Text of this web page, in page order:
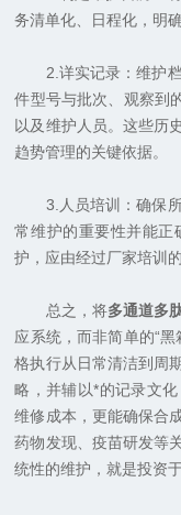
务清单化、日程化，明
2.详实记录：维护档
件型号与批次、观察到
以及维护人员。这些历
趋势管理的关键依据。
3.人员培训：确保所
常维护的重要性并能正
护，应由经过厂家培训
总之，将多通道多
应系统，而非简单的“
格执行从日常清洁到周
略，并辅以*的记录文
维修成本，更能确保合
药物发现、疫苗研发等
统性的维护，就是投资